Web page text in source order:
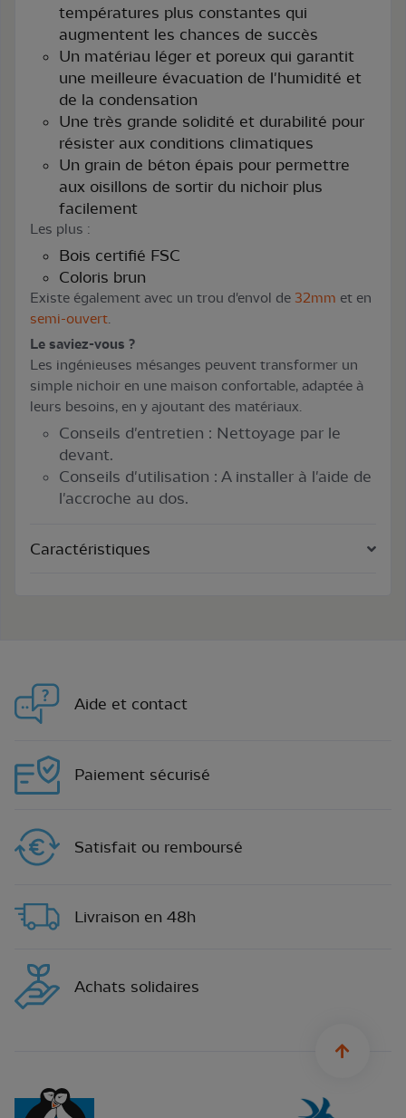
températures plus constantes qui
augmentent les chances de succès
Un matériau léger et poreux qui garantit
une meilleure évacuation de l'humidité et
de la condensation
Une très grande solidité et durabilité pour
résister aux conditions climatiques
Un grain de béton épais pour permettre
aux oisillons de sortir du nichoir plus
facilement
Les plus :
Bois certifié FSC
Coloris brun
Existe également avec un trou d'envol de 32mm et en
semi-ouvert.
Le saviez-vous ?
Les ingénieuses mésanges peuvent transformer un
simple nichoir en une maison confortable, adaptée à
leurs besoins, en y ajoutant des matériaux.
Conseils d'entretien : Nettoyage par le
devant.
Conseils d'utilisation : A installer à l'aide de
l'accroche au dos.
Caractéristiques
Aide et contact
Paiement sécurisé
Satisfait ou remboursé
Livraison en 48h
Achats solidaires